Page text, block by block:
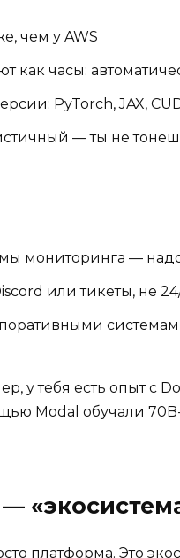
чем у AWS
как часы:
PyTorch, JAX,
— ты не
мониторинга —
или тикеты, не
у тебя есть опыт с
Modal обучали 70B-
платформа. Это